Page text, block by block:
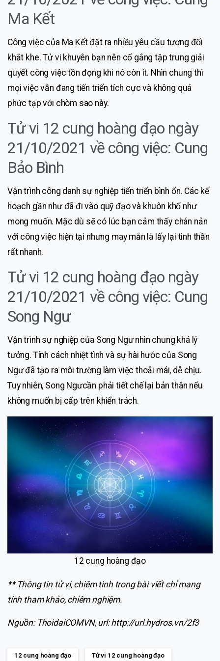
Ma Kết
Công việc của Ma Kết đặt ra nhiều yêu cầu tương đối
khắt khe. Tử vi khuyên bạn nên cố gắng tập trung giải
quyết công việc tồn đọng khi nó còn ít. Nhìn chung thì
mọi việc vẫn đang tiến triển tích cực và không quá
phức tạp với chòm sao này.
Tử vi 12 cung hoàng đạo ngày
21/10/2021 về công việc: Cung
Bảo Bình
Vận trình công danh sự nghiệp tiến triển bình ổn. Các kế
hoạch gần như đã đi vào quỹ đạo và khuôn khổ như
mong muốn. Mặc dù sẽ có lúc bạn cảm thấy chán nản
với công việc hiện tại nhưng may mắn là lấy lại tinh thần
rất nhanh.
Tử vi 12 cung hoàng đạo ngày
21/10/2021 về công việc: Cung
Song Ngư
Vận trình sự nghiệp của Song Ngư nhìn chung khá lý
tưởng. Tính cách nhiệt tình và sự hài hước của Song
Ngư đã tạo ra môi trường làm việc thoải mái, dễ chịu.
Tuy nhiên, Song Ngưcần phải tiết chế lại bản thân nếu
không muốn bị cấp trên khiển trách.
12 cung hoàng đạo
** Thông tin tử vi, chiêm tinh trong bài viết chỉ mang
tính tham khảo, chiêm nghiệm.
Nguồn: ThoidaiCOMVN, url: http://url.hydros.vn/2f3
12 cung hoàng đạo Tử vi 12 cung hoàng đạo